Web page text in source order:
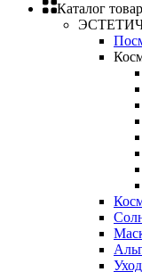
Каталог